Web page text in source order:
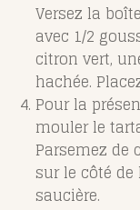
Versez la
avec 1/2
citron vert,
hachée.
Pour la
mouler le
Parsemez de
sur le côté
saucière.